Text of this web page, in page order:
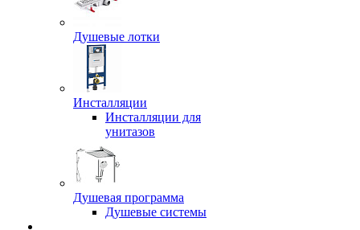
Душевые лотки
Инсталляции
Инсталляции для
унитазов
Душевая программа
Душевые системы